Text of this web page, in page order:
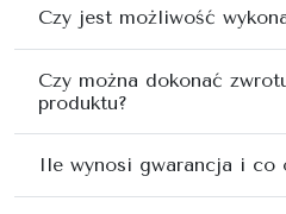
Czy jest możliwość
Czy można dokonać
produktu?
Ile wynosi gwarancja i co